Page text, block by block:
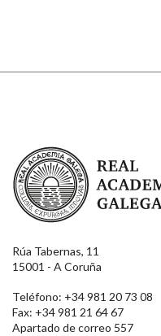
Real Academia Galega
Rúa Tabernas, 11
15001 - A Coruña
Teléfono: +34 981 20 73 08
Fax: +34 981 21 64 67
Apartado de correo 557